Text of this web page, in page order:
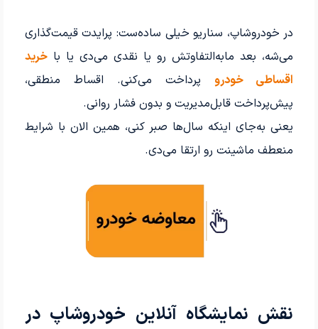
در خودروشاپ، سناریو خیلی ساده‌ست: پرایدت قیمت‌گذاری
می‌شه، بعد مابه‌التفاوتش رو یا نقدی می‌دی یا باخرید
اقساطی خودروپرداخت می‌کنی. اقساط منطقی،
پیش‌پرداخت قابل‌مدیریت و بدون فشار روانی.
یعنی به‌جای اینکه سال‌ها صبر کنی، همین الان با شرایط
منعطف ماشینت رو ارتقا می‌دی.
نقش نمایشگاه آنلاین خودروشاپ در